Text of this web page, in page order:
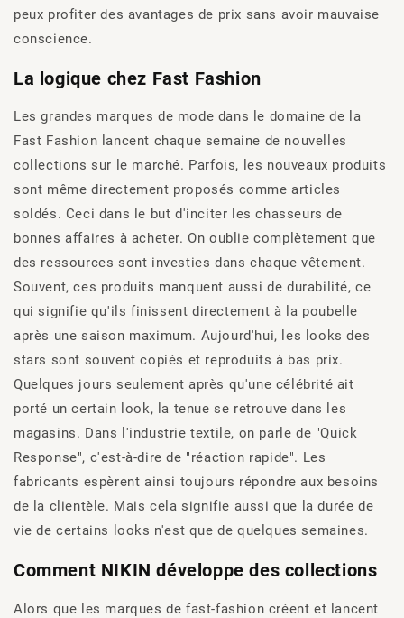
peux profiter des avantages de prix sans avoir mauvaise
conscience.
La logique chez Fast Fashion
Les grandes marques de mode dans le domaine de la
Fast Fashion lancent chaque semaine de nouvelles
collections sur le marché. Parfois, les nouveaux produits
sont même directement proposés comme articles
soldés. Ceci dans le but d'inciter les chasseurs de
bonnes affaires à acheter. On oublie complètement que
des ressources sont investies dans chaque vêtement.
Souvent, ces produits manquent aussi de durabilité, ce
qui signifie qu'ils finissent directement à la poubelle
après une saison maximum. Aujourd'hui, les looks des
stars sont souvent copiés et reproduits à bas prix.
Quelques jours seulement après qu'une célébrité ait
porté un certain look, la tenue se retrouve dans les
magasins. Dans l'industrie textile, on parle de "Quick
Response", c'est-à-dire de "réaction rapide". Les
fabricants espèrent ainsi toujours répondre aux besoins
de la clientèle. Mais cela signifie aussi que la durée de
vie de certains looks n'est que de quelques semaines.
Comment NIKIN développe des collections
Alors que les marques de fast-fashion créent et lancent